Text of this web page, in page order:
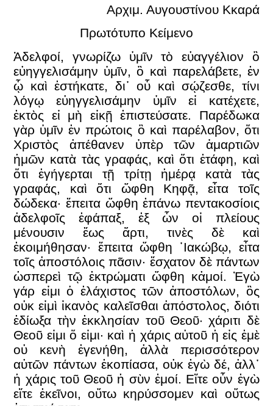
Αρχιμ. Αυγουστίνου Κκαρά
Πρωτότυπο Κείμενο
Ἀδελφοί, γνωρίζω ὑμῖν τὸ εὐαγγέλιον ὃ
εὐηγγελισάμην ὑμῖν, ὃ καὶ παρελάβετε, ἐν
ᾧ καὶ ἑστήκατε, δι᾿ οὗ καὶ σῴζεσθε, τίνι
λόγῳ εὐηγγελισάμην ὑμῖν εἰ κατέχετε,
ἐκτὸς εἰ μὴ εἰκῇ ἐπιστεύσατε. Παρέδωκα
γὰρ ὑμῖν ἐν πρώτοις ὃ καὶ παρέλαβον, ὅτι
Χριστὸς ἀπέθανεν ὑπὲρ τῶν ἁμαρτιῶν
ἡμῶν κατὰ τὰς γραφάς, καὶ ὅτι ἐτάφη, καὶ
ὅτι ἐγήγερται τῇ τρίτῃ ἡμέρᾳ κατὰ τὰς
γραφάς, καὶ ὅτι ὤφθη Κηφᾷ, εἶτα τοῖς
δώδεκα· ἔπειτα ὤφθη ἐπάνω πεντακοσίοις
ἀδελφοῖς ἐφάπαξ, ἐξ ὧν οἱ πλείους
μένουσιν ἕως ἄρτι, τινὲς δὲ καὶ
ἐκοιμήθησαν· ἔπειτα ὤφθη ᾿Ιακώβῳ, εἶτα
τοῖς ἀποστόλοις πᾶσιν· ἔσχατον δὲ πάντων
ὡσπερεὶ τῷ ἐκτρώματι ὤφθη κἀμοί. Ἐγὼ
γάρ εἰμι ὁ ἐλάχιστος τῶν ἀποστόλων, ὃς
οὐκ εἰμὶ ἱκανὸς καλεῖσθαι ἀπόστολος, διότι
ἐδίωξα τὴν ἐκκλησίαν τοῦ Θεοῦ· χάριτι δὲ
Θεοῦ εἰμι ὅ εἰμι· καὶ ἡ χάρις αὐτοῦ ἡ εἰς ἐμὲ
οὐ κενὴ ἐγενήθη, ἀλλὰ περισσότερον
αὐτῶν πάντων ἐκοπίασα, οὐκ ἐγὼ δέ, ἀλλ᾿
ἡ χάρις τοῦ Θεοῦ ἡ σὺν ἐμοί. Εἴτε οὖν ἐγὼ
εἴτε ἐκεῖνοι, οὕτω κηρύσσομεν καὶ οὕτως